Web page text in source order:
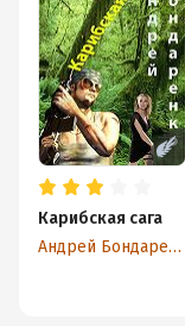
Карибская сага
Андрей Бондаренко